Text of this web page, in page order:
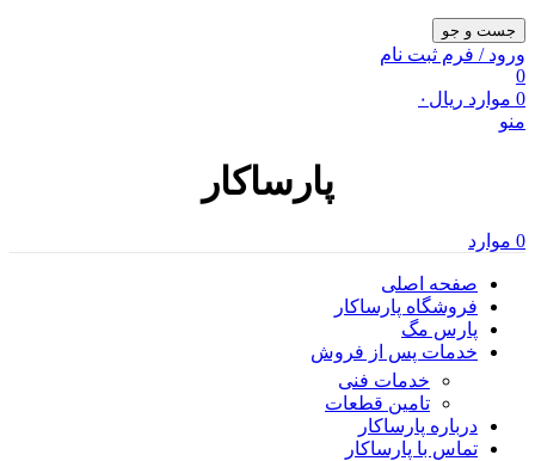
جست و جو
ورود / فرم ثبت نام
0
0 موارد ریال ۰
منو
پارساکار
0 موارد
صفحه اصلی
فروشگاه پارساکار
پارس مگ
خدمات پس از فروش
خدمات فنی
تامین قطعات
درباره پارساکار
تماس با پارساکار